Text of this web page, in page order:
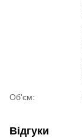
Об'єм:
Відгуки